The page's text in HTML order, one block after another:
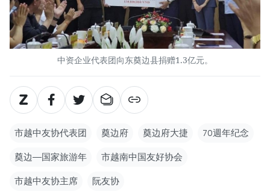
中资企业代表团向东奠边县捐赠1.3亿元。
市越中友协代表团 奠边府 奠边府大捷 70週年纪念
奠边—国家旅游年 市越南中国友好协会
市越中友协主席 阮友协